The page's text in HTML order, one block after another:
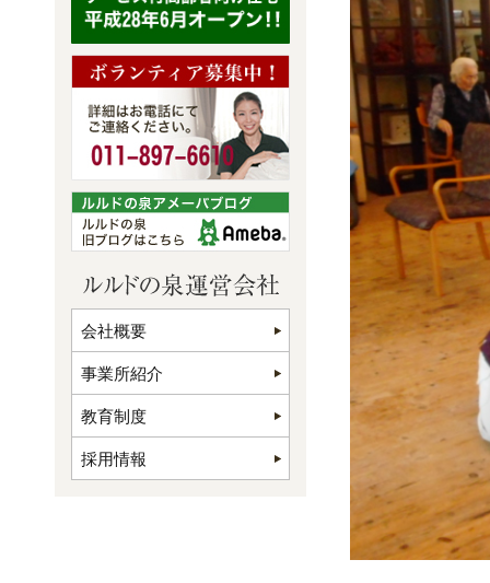
会社概要
事業所紹介
教育制度
採用情報